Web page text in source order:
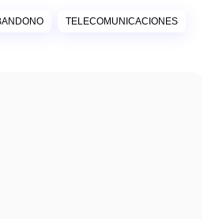
TELECOMUNICACIONES